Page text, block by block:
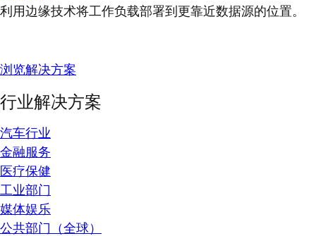
利用边缘技术将工作负载部署到更靠近数据源的位置。
浏览解决方案
行业解决方案
汽车行业
金融服务
医疗保健
工业部门
媒体娱乐
公共部门（全球）